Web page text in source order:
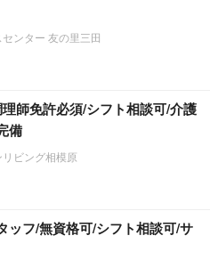
ンター 友の里三田
師免許必須/シフト相談可/介護
備
ビング相模原
ッフ/無資格可/シフト相談可/サ